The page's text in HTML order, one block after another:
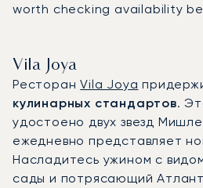
worth checking availability
Vila Joya
РесторанVila Joya
кулинарных стандартов.
удостоено двух звезд
ежедневно представляет
Насладитесь ужином с
сады и потрясающий